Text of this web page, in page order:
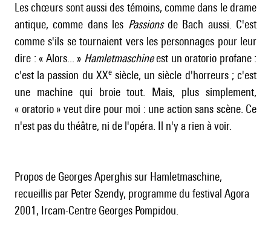
Les chœurs sont aussi des témoins, comme dans le drame
antique, comme dans les Passionsde Bach aussi. C'est
comme s'ils se tournaient vers les personnages pour leur
dire : « Alors... » Hamletmaschineest un oratorio profane :
c'est la passion du XXesiècle, un siècle d'horreurs ; c'est
une machine qui broie tout. Mais, plus simplement,
« oratorio » veut dire pour moi : une action sans scène. Ce
n'est pas du théâtre, ni de l'opéra. Il n'y a rien à voir.
Propos de Georges Aperghis sur Hamletmaschine,
recueillis par Peter Szendy, programme du festival Agora
2001, Ircam-Centre Georges Pompidou.